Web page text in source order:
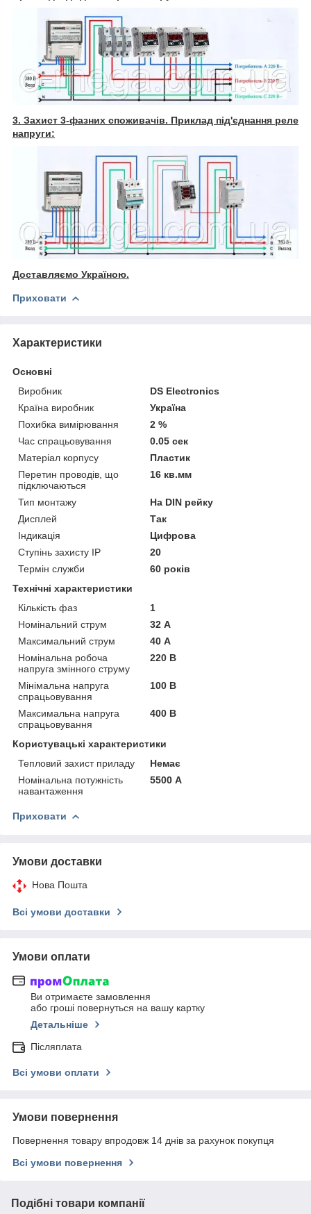
3. Захист 3-фазних споживачів. Приклад під'єднання реле
напруги:
Доставляємо Україною.
Приховати
Характеристики
Основні
Виробник
DS Electronics
Країна виробник
Україна
Похибка вимірювання
2 %
Час спрацьовування
0.05 сек
Матеріал корпусу
Пластик
Перетин проводів, що
підключаються
16 кв.мм
Тип монтажу
На DIN рейку
Дисплей
Так
Індикація
Цифрова
Ступінь захисту IP
20
Термін служби
60 років
Технічні характеристики
Кількість фаз
1
Номінальний струм
32 А
Максимальний струм
40 А
Номінальна робоча
напруга змінного струму
220 В
Мінімальна напруга
спрацьовування
100 В
Максимальна напруга
спрацьовування
400 В
Користувацькi характеристики
Тепловий захист приладу
Немає
Номінальна потужність
навантаження
5500 А
Приховати
Умови доставки
Нова Пошта
Всі умови доставки
Умови оплати
Ви отримаєте замовлення
або гроші повернуться на вашу картку
Детальніше
Післяплата
Всі умови оплати
Умови повернення
Повернення товару впродовж 14 днів за рахунок покупця
Всі умови повернення
Подібні товари компанії